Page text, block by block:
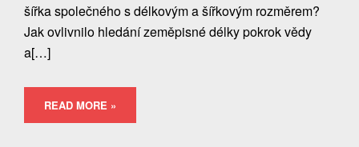
šířka společného s délkovým a šířkovým rozměrem?
Jak ovlivnilo hledání zeměpisné délky pokrok vědy
a[…]
READ MORE »